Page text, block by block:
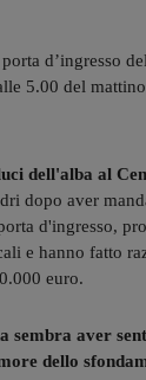
porta d’ingresso
5.00 del
dell'alba al
dopo aver
d'ingresso,
e hanno fatto
euro.
sembra aver
dello